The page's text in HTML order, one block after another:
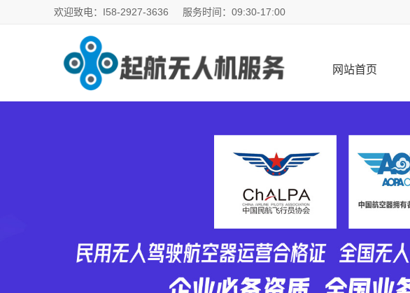
欢迎致电：I58-2927-3636 服务时间：09:30-17:00
网站首页